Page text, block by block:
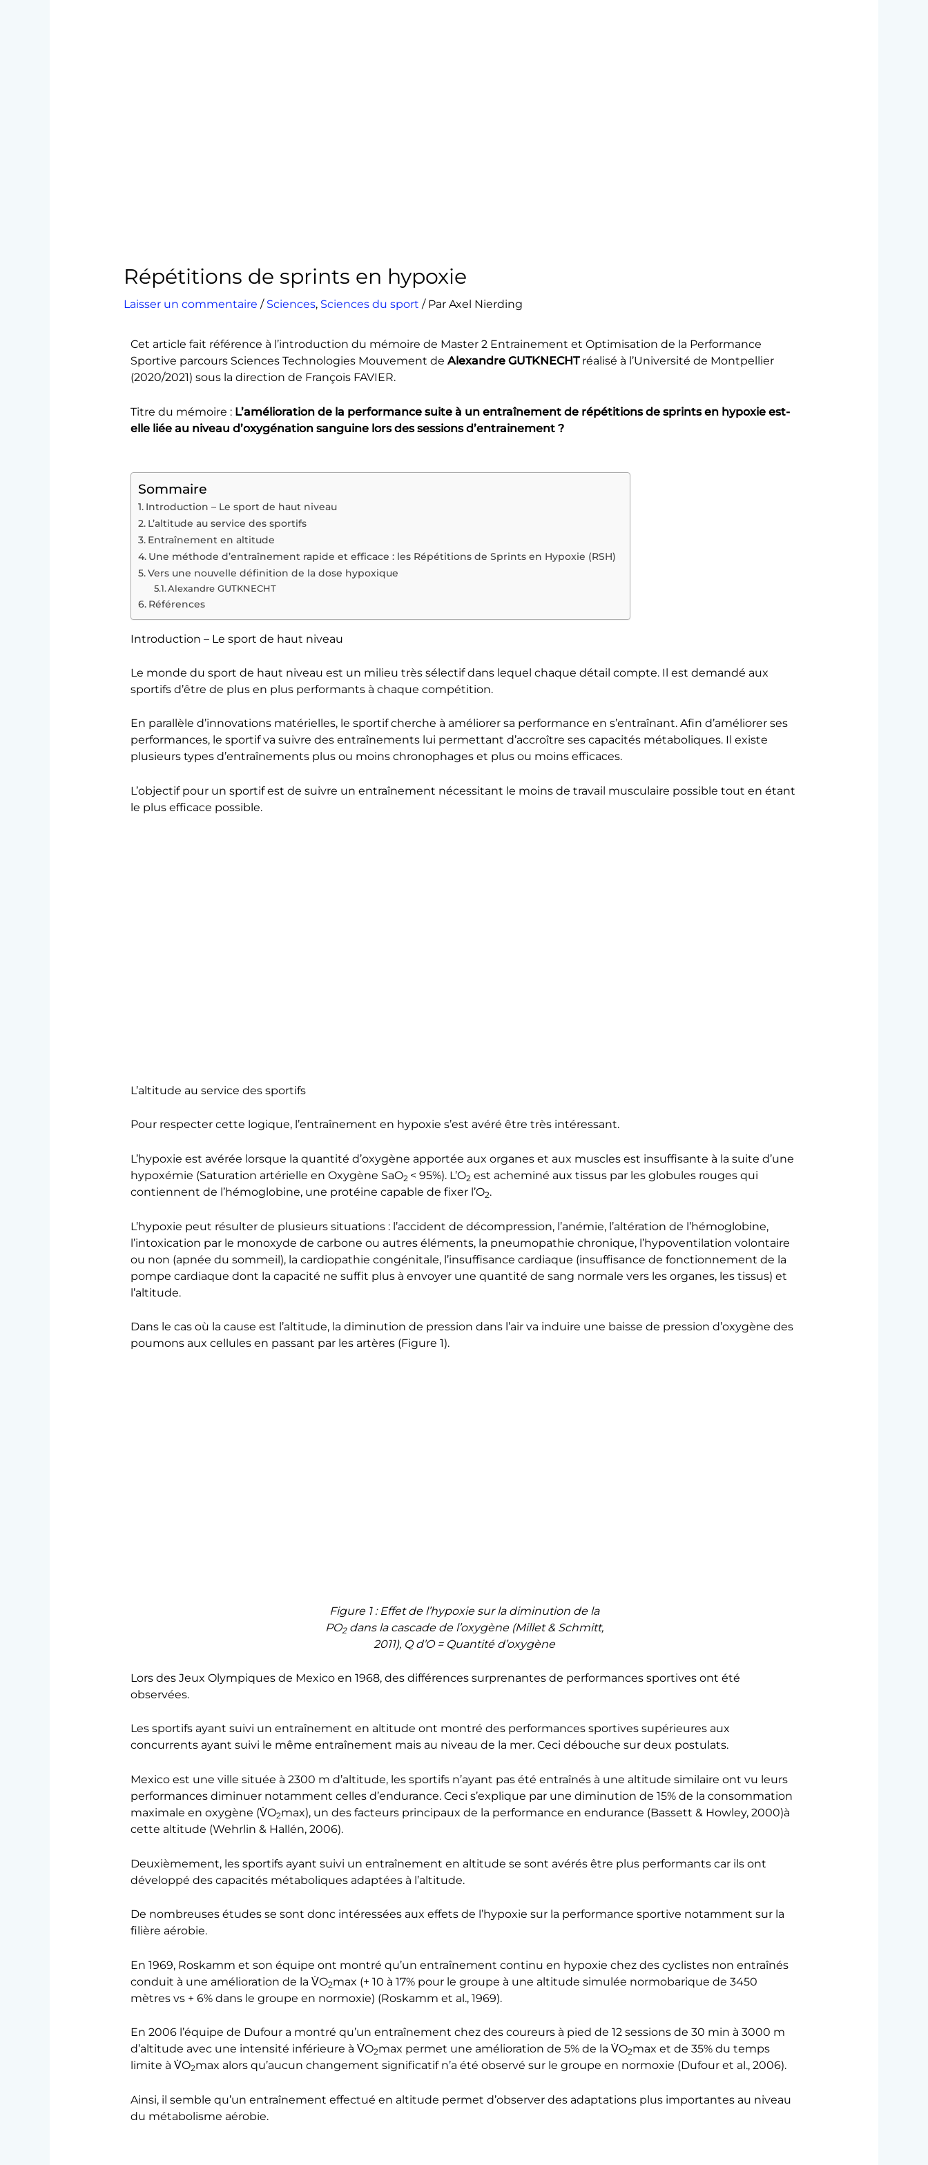
Répétitions de sprints en hypoxie
Laisser un commentaire / Sciences, Sciences du sport / Par Axel Nierding
Cet article fait référence à l’introduction du mémoire de Master 2 Entrainement et Optimisation de la Performance
Sportive parcours Sciences Technologies Mouvement de Alexandre GUTKNECHTréalisé à l’Université de Montpellier
(2020/2021) sous la direction de François FAVIER.
Titre du mémoire : L’amélioration de la performance suite à un entraînement de répétitions de sprints en hypoxie est-
elle liée au niveau d’oxygénation sanguine lors des sessions d’entrainement ?
Sommaire
Introduction – Le sport de haut niveau
L’altitude au service des sportifs
Entraînement en altitude
Une méthode d’entraînement rapide et efficace : les Répétitions de Sprints en Hypoxie (RSH)
Vers une nouvelle définition de la dose hypoxique
Alexandre GUTKNECHT
Références
Introduction – Le sport de haut niveau
Le monde du sport de haut niveau est un milieu très sélectif dans lequel chaque détail compte. Il est demandé aux
sportifs d’être de plus en plus performants à chaque compétition.
En parallèle d’innovations matérielles, le sportif cherche à améliorer sa performance en s’entraînant. Afin d’améliorer ses
performances, le sportif va suivre des entraînements lui permettant d’accroître ses capacités métaboliques. Il existe
plusieurs types d’entraînements plus ou moins chronophages et plus ou moins efficaces.
L’objectif pour un sportif est de suivre un entraînement nécessitant le moins de travail musculaire possible tout en étant
le plus efficace possible.
L’altitude au service des sportifs
Pour respecter cette logique, l’entraînement en hypoxie s’est avéré être très intéressant.
L’hypoxie est avérée lorsque la quantité d’oxygène apportée aux organes et aux muscles est insuffisante à la suite d’une
hypoxémie (Saturation artérielle en Oxygène SaO2 < 95%). L’O2 est acheminé aux tissus par les globules rouges qui
contiennent de l’hémoglobine, une protéine capable de fixer l’O2.
L’hypoxie peut résulter de plusieurs situations : l’accident de décompression, l’anémie, l’altération de l’hémoglobine,
l’intoxication par le monoxyde de carbone ou autres éléments, la pneumopathie chronique, l’hypoventilation volontaire
ou non (apnée du sommeil), la cardiopathie congénitale, l’insuffisance cardiaque (insuffisance de fonctionnement de la
pompe cardiaque dont la capacité ne suffit plus à envoyer une quantité de sang normale vers les organes, les tissus) et
l’altitude.
Dans le cas où la cause est l’altitude, la diminution de pression dans l’air va induire une baisse de pression d’oxygène des
poumons aux cellules en passant par les artères (Figure 1).
Figure 1 : Effet de l’hypoxie sur la diminution de la
PO2dans la cascade de l’oxygène (Millet & Schmitt,
2011), Q d’O = Quantité d’oxygène
Lors des Jeux Olympiques de Mexico en 1968, des différences surprenantes de performances sportives ont été
observées.
Les sportifs ayant suivi un entraînement en altitude ont montré des performances sportives supérieures aux
concurrents ayant suivi le même entraînement mais au niveau de la mer. Ceci débouche sur deux postulats.
Mexico est une ville située à 2300 m d’altitude, les sportifs n’ayant pas été entraînés à une altitude similaire ont vu leurs
performances diminuer notamment celles d’endurance. Ceci s’explique par une diminution de 15% de la consommation
maximale en oxygène (V̇O2max), un des facteurs principaux de la performance en endurance (Bassett & Howley, 2000)à
cette altitude (Wehrlin & Hallén, 2006).
Deuxièmement, les sportifs ayant suivi un entraînement en altitude se sont avérés être plus performants car ils ont
développé des capacités métaboliques adaptées à l’altitude.
De nombreuses études se sont donc intéressées aux effets de l’hypoxie sur la performance sportive notamment sur la
filière aérobie.
En 1969, Roskamm et son équipe ont montré qu’un entraînement continu en hypoxie chez des cyclistes non entraînés
conduit à une amélioration de la V̇O2max (+ 10 à 17% pour le groupe à une altitude simulée normobarique de 3450
mètres vs + 6% dans le groupe en normoxie) (Roskamm et al., 1969).
En 2006 l’équipe de Dufour a montré qu’un entraînement chez des coureurs à pied de 12 sessions de 30 min à 3000 m
d’altitude avec une intensité inférieure à V̇O2max permet une amélioration de 5% de la V̇O2max et de 35% du temps
limite à V̇O2max alors qu’aucun changement significatif n’a été observé sur le groupe en normoxie (Dufour et al., 2006).
Ainsi, il semble qu’un entraînement effectué en altitude permet d’observer des adaptations plus importantes au niveau
du métabolisme aérobie.